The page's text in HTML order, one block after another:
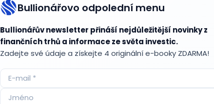
Bullionářovo odpolední menu
Bullionářův newsletter přináší nejdůležitější novinky z
finančních trhů a informace ze světa investic.
Zadejte své údaje a získejte 4 originální e-booky ZDARMA!